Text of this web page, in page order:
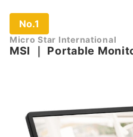
No.1
Micro Star International
MSI Portable